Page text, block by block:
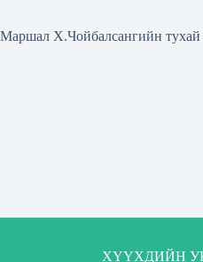
Маршал Х.Чойбалсангийн тухай
ХҮҮХДИЙН